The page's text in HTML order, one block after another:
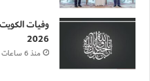
2026
منذ 6 ساعات